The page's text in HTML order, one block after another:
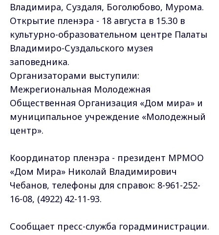
Владимира, Суздаля, Боголюбово, Мурома.
Открытие пленэра - 18 августа в 15.30 в
культурно-образовательном центре Палаты
Владимиро-Суздальского музея
заповедника.
Организаторами выступили:
Межрегиональная Молодежная
Общественная Организация «Дом мира» и
муниципальное учреждение «Молодежный
центр».
Координатор пленэра - президент МРМОО
«Дом Мира» Николай Владимирович
Чебанов, телефоны для справок: 8-961-252-
16-08, (4922) 42-11-93.
Сообщает пресс-служба горадминистрации.